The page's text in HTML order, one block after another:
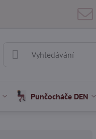
Punčocháče DEN